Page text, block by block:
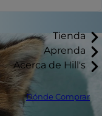
Tienda
Aprenda
Acerca de Hill's
Dónde Comprar